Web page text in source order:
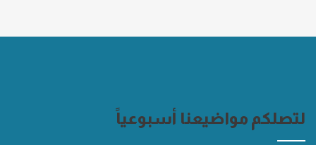
لتصلكم مواضيعنا أسبوعياً